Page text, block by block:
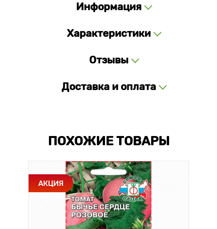
Информация
Характеристики
Отзывы
Доставка и оплата
ПОХОЖИЕ ТОВАРЫ
АКЦИЯ